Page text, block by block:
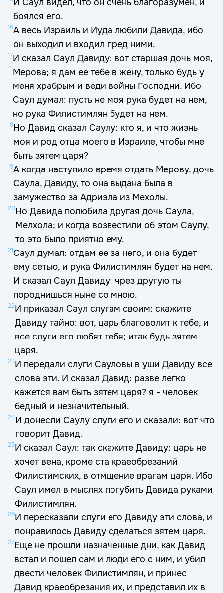
И Саул видел, что он очень благоразумен, и
боялся его.
16А весь Израиль и Иуда любили Давида, ибо
он выходил и входил пред ними.
17И сказал Саул Давиду: вот старшая дочь моя,
Мерова; я дам ее тебе в жену, только будь у
меня храбрым и веди войны Господни. Ибо
Саул думал: пусть не моя рука будет на нем,
но рука Филистимлян будет на нем.
18Но Давид сказал Саулу: кто я, и что жизнь
моя и род отца моего в Израиле, чтобы мне
быть зятем царя?
19А когда наступило время отдать Мерову, дочь
Саула, Давиду, то она выдана была в
замужество за Адриэла из Мехолы.
20Но Давида полюбила другая дочь Саула,
Мелхола; и когда возвестили об этом Саулу,
то это было приятно ему.
21Саул думал: отдам ее за него, и она будет
ему сетью, и рука Филистимлян будет на нем.
И сказал Саул Давиду: чрез другую ты
породнишься ныне со мною.
22И приказал Саул слугам своим: скажите
Давиду тайно: вот, царь благоволит к тебе, и
все слуги его любят тебя; итак будь зятем
царя.
23И передали слуги Сауловы в уши Давиду все
слова эти. И сказал Давид: разве легко
кажется вам быть зятем царя? я - человек
бедный и незначительный.
24И донесли Саулу слуги его и сказали: вот что
говорит Давид.
25И сказал Саул: так скажите Давиду: царь не
хочет вена, кроме ста краеобрезаний
Филистимских, в отмщение врагам царя. Ибо
Саул имел в мыслях погубить Давида руками
Филистимлян.
26И пересказали слуги его Давиду эти слова, и
понравилось Давиду сделаться зятем царя.
27Еще не прошли назначенные дни, как Давид
встал и пошел сам и люди его с ним, и убил
двести человек Филистимлян, и принес
Давид краеобрезания их, и представил их в